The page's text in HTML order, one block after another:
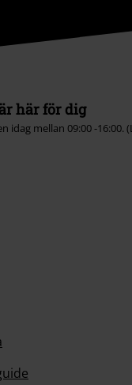
här för dig
idag mellan 09:00 -16:00.